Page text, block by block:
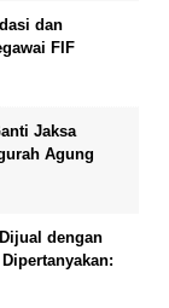
dan
FIF
Jaksa
Agung
dengan